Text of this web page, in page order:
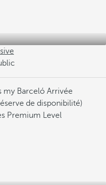
my Barceló Arrivée
de disponibilité)
Premium Level